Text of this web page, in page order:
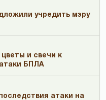
учредить мэру
и свечи к
БПЛА
атаки на